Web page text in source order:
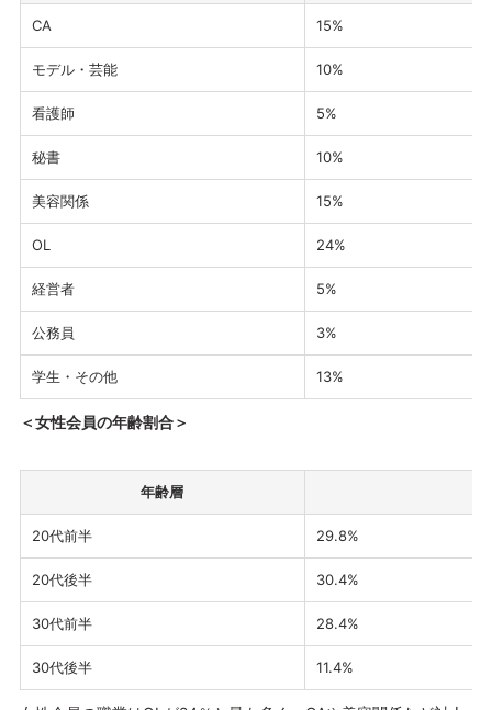
CA 15%
モデル・芸能 10%
看護師 5%
秘書 10%
美容関係 15%
OL 24%
経営者 5%
公務員 3%
学生・その他 13%
＜女性会員の年齢割合＞
年齢層
20代前半 29.8%
20代後半 30.4%
30代前半 28.4%
30代後半 11.4%